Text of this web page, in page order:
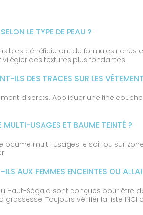
LE TYPE DE PEAU ?
bénéficieront de formules riches
des textures plus fondantes.
ILS DES TRACES SUR LES
discrets. Appliquer une fine
USAGES ET BAUME TEINTÉ ?
baume multi-usages le soir ou sur
AUX FEMMES ENCEINTES OU
Haut-Ségala sont conçues pour être
grossesse. Toujours vérifier la liste